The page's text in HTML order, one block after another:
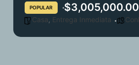
POPULAR $3,005,000.00
Casa, Entrega Inmediata